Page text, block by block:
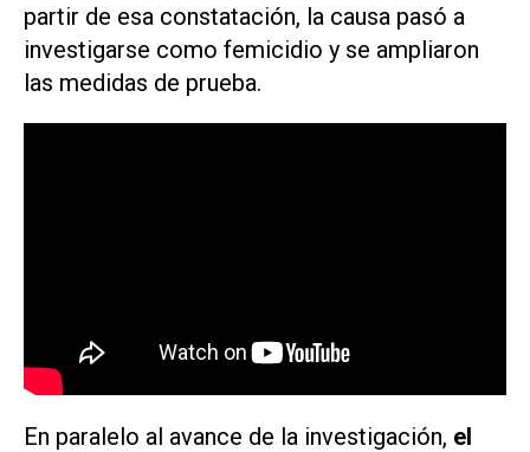
partir de esa constatación, la causa pasó a
investigarse como femicidio y se ampliaron
las medidas de prueba.
En paralelo al avance de la investigación, el